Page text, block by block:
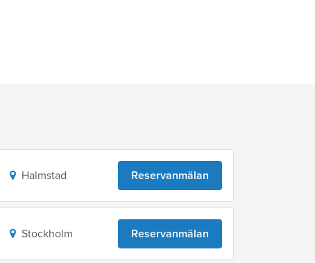
Halmstad Reservanmälan
Stockholm Reservanmälan